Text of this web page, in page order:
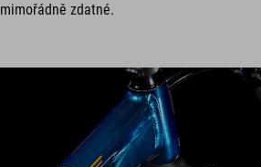
mimořádně zdatné.